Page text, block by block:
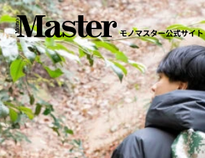
モノマスター公式サイト